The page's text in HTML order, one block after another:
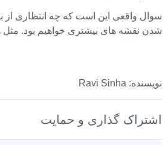
شدن نقشه های بیشتری خواهیم بود. مثل
نویسنده: Ravi Sinha
اشتراک گذاری و حمایت